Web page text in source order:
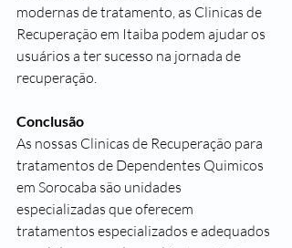
modernas de tratamento, as Clinicas de
Recuperação em Itaiba podem ajudar os
usuários a ter sucesso na jornada de
recuperação.
Conclusão
As nossas Clinicas de Recuperação para
tratamentos de Dependentes Quimicos
em Sorocaba são unidades
especializadas que oferecem
tratamentos especializados e adequados